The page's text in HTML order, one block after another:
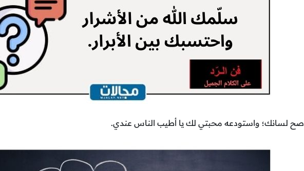
صح لسانك؛ واستودعه محبتي لك يا أطيب الناس عندي.